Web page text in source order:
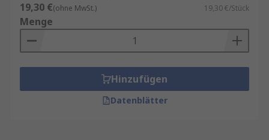
19,30 €(ohne MwSt.) 19,30 €/Stück
Menge
Hinzufügen
Datenblätter